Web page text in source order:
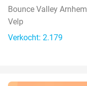
Bounce Valley Arnhem
Velp
Verkocht: 2.179